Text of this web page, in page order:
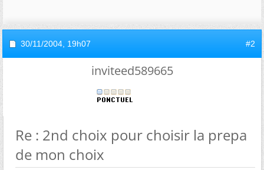
30/11/2004, 19h07 #2
inviteed589665
Re : 2nd choix pour choisir la prepa
de mon choix